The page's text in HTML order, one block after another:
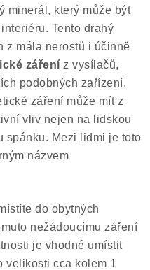
minerál, který může být
Tento drahý
z mála nerostů i účinně
záření z vysílačů,
podobných zařízení.
záření může mít z
vliv nejen na lidskou
spánku. Mezi lidmi je toto
názvem
do obytných
nežádoucímu záření
je vhodné umístit
velikosti cca kolem 1